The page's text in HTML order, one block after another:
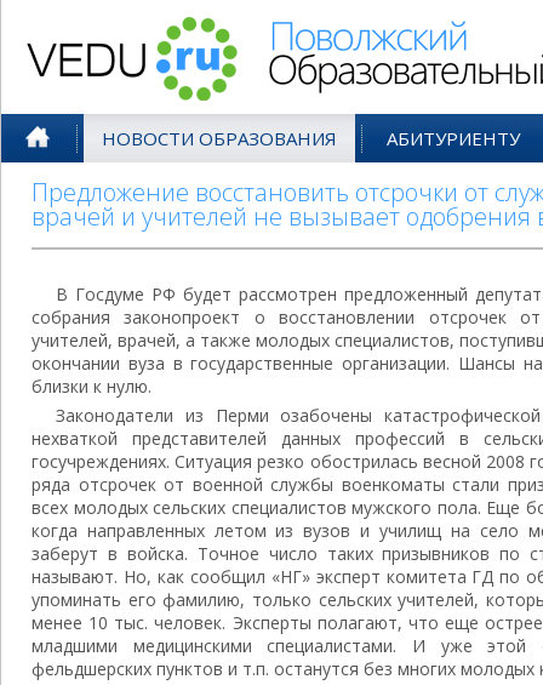
НОВОСТИ ОБРАЗОВАНИЯ АБИТУРИЕНТУ
Предложение восстановить отсрочки от
врачей и учителей не вызывает одобрения
В Госдуме РФ будет рассмотрен предложенный
собрания законопроект о восстановлении отсрочек
учителей, врачей, а также молодых специалистов,
окончании вуза в государственные организации. Шансы
близки к нулю.
Законодатели из Перми озабочены
нехваткой представителей данных профессий в
госучреждениях. Ситуация резко обострилась весной 2008
ряда отсрочек от военной службы военкоматы стали
всех молодых сельских специалистов мужского пола. Еще
когда направленных летом из вузов и училищ на село
заберут в войска. Точное число таких призывников по
называют. Но, как сообщил «НГ» эксперт комитета ГД по
упоминать его фамилию, только сельских учителей,
менее 10 тыс. человек. Эксперты полагают, что еще
младшими медицинскими специалистами. И уже
фельдшерских пунктов и т.п. останутся без многих молодых